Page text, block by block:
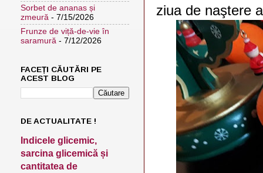
ziua de naştere
Sorbet de ananas și
zmeură - 7/15/2026
Frunze de viță-de-vie în
saramură - 7/12/2026
FACEȚI CĂUTĂRI PE
ACEST BLOG
DE ACTUALITATE !
Indicele glicemic,
sarcina glicemică și
cantitatea de